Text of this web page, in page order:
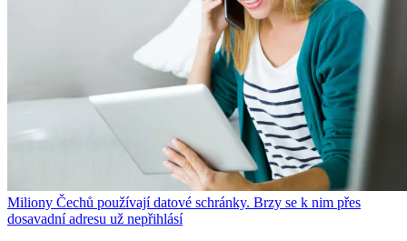
Miliony Čechů používají datové schránky. Brzy se k nim přes
dosavadní adresu už nepřihlásí